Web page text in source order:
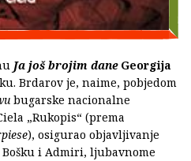
Ja još brojim dane Georgija
Brdarov je, naime, pobjedom
bugarske nacionalne
„Rukopis“ (prema
), osigurao objavljivanje
i Admiri, ljubavnome